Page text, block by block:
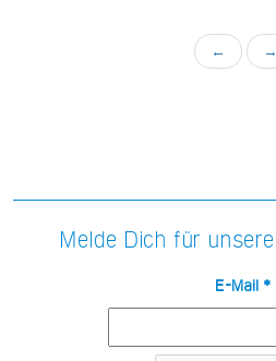
← →
Melde Dich für
E-Mail*